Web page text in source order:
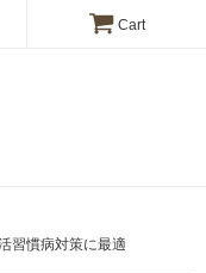
Cart
習慣病対策に最適